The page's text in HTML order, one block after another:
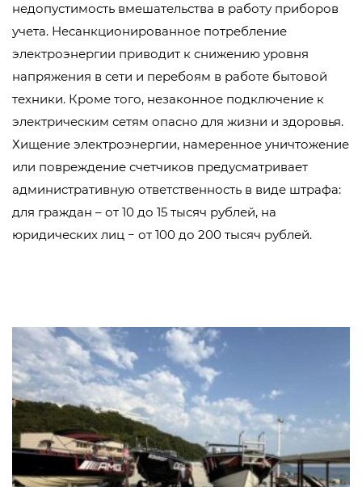
недопустимость вмешательства в работу приборов
учета. Несанкционированное потребление
электроэнергии приводит к снижению уровня
напряжения в сети и перебоям в работе бытовой
техники. Кроме того, незаконное подключение к
электрическим сетям опасно для жизни и здоровья.
Хищение электроэнергии, намеренное уничтожение
или повреждение счетчиков предусматривает
административную ответственность в виде штрафа:
для граждан – от 10 до 15 тысяч рублей, на
юридических лиц − от 100 до 200 тысяч рублей.